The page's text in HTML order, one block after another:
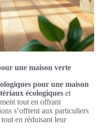
une maison verte
pour une maison
écologiques et
tout en offrant
s’offrent aux particuliers
en réduisant leur